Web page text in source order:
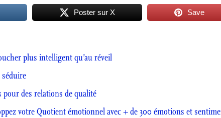
Poster sur X Save
plus intelligent qu’au réveil
pour des relations de qualité
votre Quotient émotionnel avec + de 300 émotions et